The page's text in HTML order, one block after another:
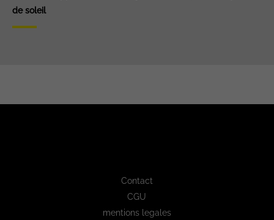
de soleil
Contact
CGU
mentions legales